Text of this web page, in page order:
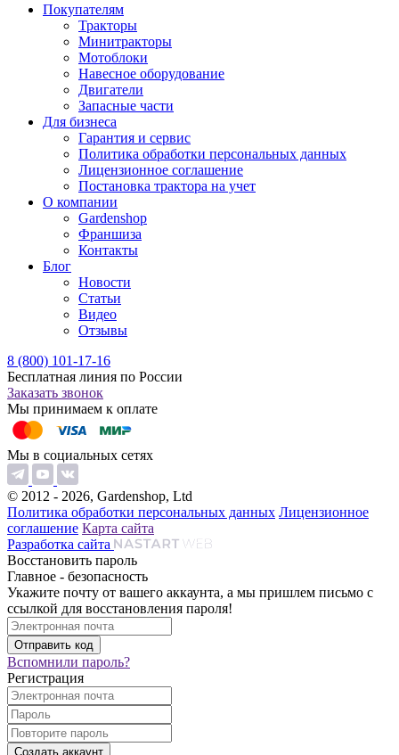
Покупателям
Тракторы
Минитракторы
Мотоблоки
Навесное оборудование
Двигатели
Запасные части
Для бизнеса
Гарантия и сервис
Политика обработки персональных данных
Лицензионное соглашение
Постановка трактора на учет
О компании
Gardenshop
Франшиза
Контакты
Блог
Новости
Статьи
Видео
Отзывы
8 (800) 101-17-16
Бесплатная линия по России
Заказать звонок
Мы принимаем к оплате
Мы в социальных сетях
© 2012 - 2026, Gardenshop, Ltd
Политика обработки персональных данных Лицензионное
соглашение Карта сайта
Разработка сайта
Восстановить пароль
Главное - безопасность
Укажите почту от вашего аккаунта, а мы пришлем письмо с
ссылкой для восстановления пароля!
Вспомнили пароль?
Регистрация